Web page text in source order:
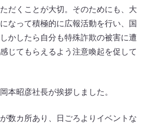
だくことが大切。そのためにも、大
なって積極的に広報活動を行い、国
かしたら自分も特殊詐欺の被害に遭
じてもらえるよう注意喚起を促して
本昭彦社長が挨拶しました。
数カ所あり、日ごろよりイベントな